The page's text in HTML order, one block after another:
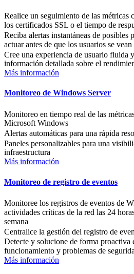
Realice un seguimiento de las métricas
los certificados SSL o el tiempo de
Reciba alertas instantáneas de posibles
actuar antes de que los usuarios se vean
Cree una experiencia de usuario fluida
información detallada sobre el
Más información
Monitoreo de Windows Server
Monitoreo en tiempo real de las
Microsoft Windows
Alertas automáticas para una rápida
Paneles personalizables para una
infraestructura
Más información
Monitoreo de registro de eventos
Monitoree los registros de eventos de
actividades críticas de la red las 24
semana
Centralice la gestión del registro de
Detecte y solucione de forma proactiva
funcionamiento y problemas de
Más información